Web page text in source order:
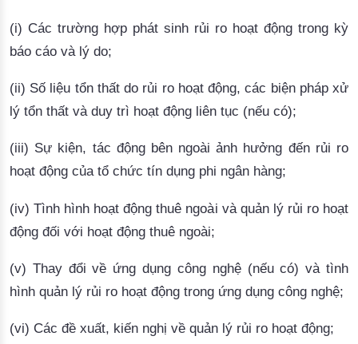
(i) Các trường hợp phát sinh rủi ro hoạt động trong kỳ
báo cáo và lý do;
(ii) Số liệu tổn thất do rủi ro hoạt động, các biện pháp xử
lý tổn thất và duy trì hoạt động liên tục (nếu có);
(iii) Sự kiện, tác động bên ngoài ảnh hưởng đến rủi ro
hoạt động của tổ chức tín dụng phi ngân hàng;
(iv) Tình hình hoạt động thuê ngoài và quản lý rủi ro hoạt
động đối với hoạt động thuê ngoài;
(v) Thay đổi về ứng dụng công nghệ (nếu có) và tình
hình quản lý rủi ro hoạt động trong ứng dụng công nghệ;
(vi) Các đề xuất, kiến nghị về quản lý rủi ro hoạt động;